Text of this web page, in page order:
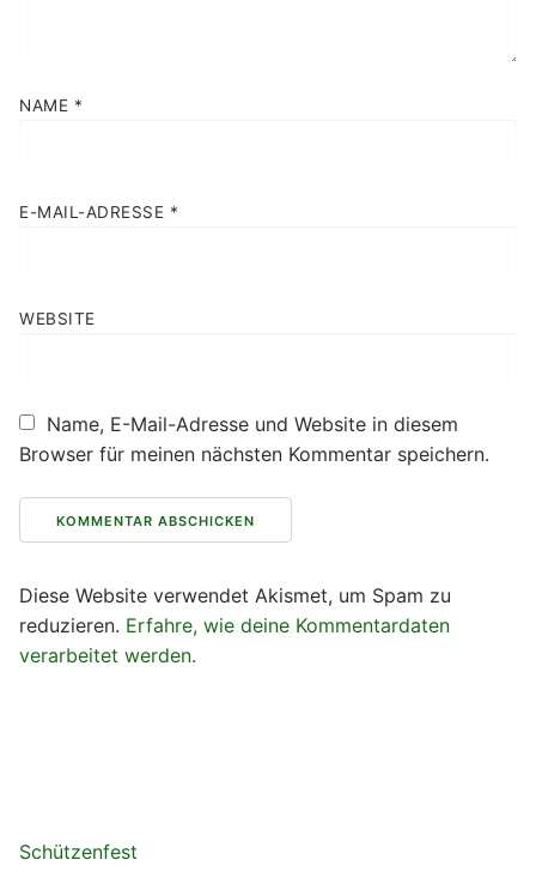
NAME *
E-MAIL-ADRESSE *
WEBSITE
Name, E-Mail-Adresse und Website in diesem
Browser für meinen nächsten Kommentar speichern.
Diese Website verwendet Akismet, um Spam zu
reduzieren. Erfahre, wie deine Kommentardaten
verarbeitet werden.
Schützenfest